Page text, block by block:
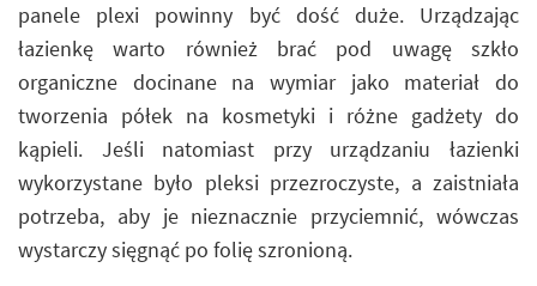
panele plexi powinny być dość duże. Urządzając
łazienkę warto również brać pod uwagę szkło
organiczne docinane na wymiar jako materiał do
tworzenia półek na kosmetyki i różne gadżety do
kąpieli. Jeśli natomiast przy urządzaniu łazienki
wykorzystane było pleksi przezroczyste, a zaistniała
potrzeba, aby je nieznacznie przyciemnić, wówczas
wystarczy sięgnąć po folię szronioną.